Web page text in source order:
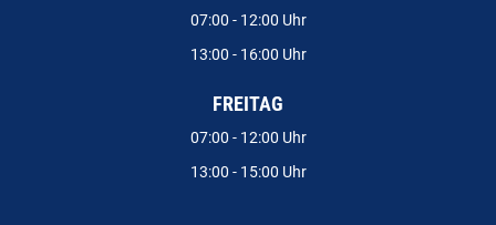
07:00 - 12:00 Uhr
13:00 - 16:00 Uhr
FREITAG
07:00 - 12:00 Uhr
13:00 - 15:00 Uhr